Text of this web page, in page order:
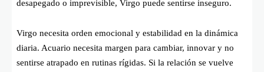
desapegado o imprevisible, Virgo puede sentirse inseguro.
Virgo necesita orden emocional y estabilidad en la dinámica
diaria. Acuario necesita margen para cambiar, innovar y no
sentirse atrapado en rutinas rígidas. Si la relación se vuelve